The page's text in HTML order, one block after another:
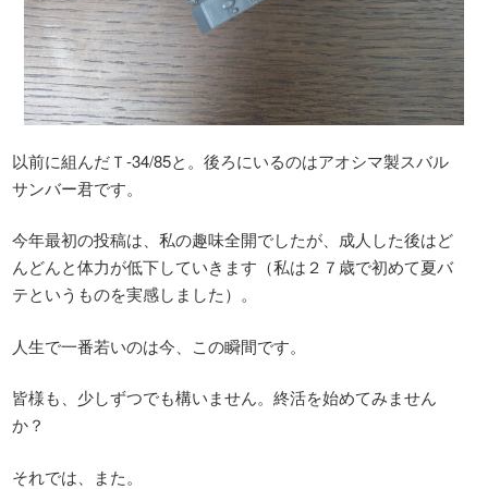
以前に組んだＴ-34/85と。後ろにいるのはアオシマ製スバル
サンバー君です。
今年最初の投稿は、私の趣味全開でしたが、成人した後はど
んどんと体力が低下していきます（私は２７歳で初めて夏バ
テというものを実感しました）。
人生で一番若いのは今、この瞬間です。
皆様も、少しずつでも構いません。終活を始めてみません
か？
それでは、また。